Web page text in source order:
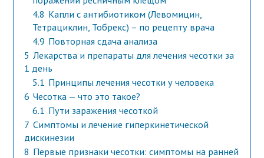
4.8 Капли с антибиотиком (Левомицин,
Тетрациклин, Тобрекс) – по рецепту врача
4.9 Повторная сдача анализа
5 Лекарства и препараты для лечения чесотки за
1 день
5.1 Принципы лечения чесотки у человека
6 Чесотка — что это такое?
6.1 Пути заражения чесоткой
7 Симптомы и лечение гиперкинетической
дискинезии
8 Первые признаки чесотки: симптомы на ранней